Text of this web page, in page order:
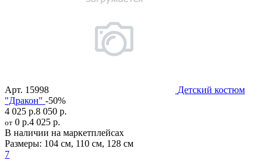
Арт. 15998
Детский костюм
"Дракон" -50%
4 025 р.8 050 р.
от 0 р.4 025 р.
В наличии на маркетплейсах
Размеры: 104 см, 110 см, 128 см
7